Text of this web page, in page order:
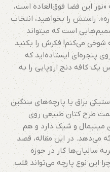
«نور این فضا فوق‌العاده است،
راستش را بخواهید، انتخاب
است که میتواند
شوخی می‌کنم! فکرش را بکنید
پنجره‌ای ایستاده‌اید که
کافه دنج اروپایی را به
براق یا پارچه‌های سنگین
طرح کتان طبیعی روی
مینیمال و شیک دارد و هم
می‌دهد. در این مقاله، قصد
سالیان‌ها کار در حوزه
این نوع پارچه می‌تواند قلب